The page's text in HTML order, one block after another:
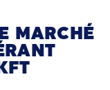
MARCHÉ